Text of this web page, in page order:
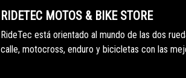
RIDETEC MOTOS & BIKE STORE
RideTec está orientado al mundo de las dos
calle, motocross, enduro y bicicletas con las